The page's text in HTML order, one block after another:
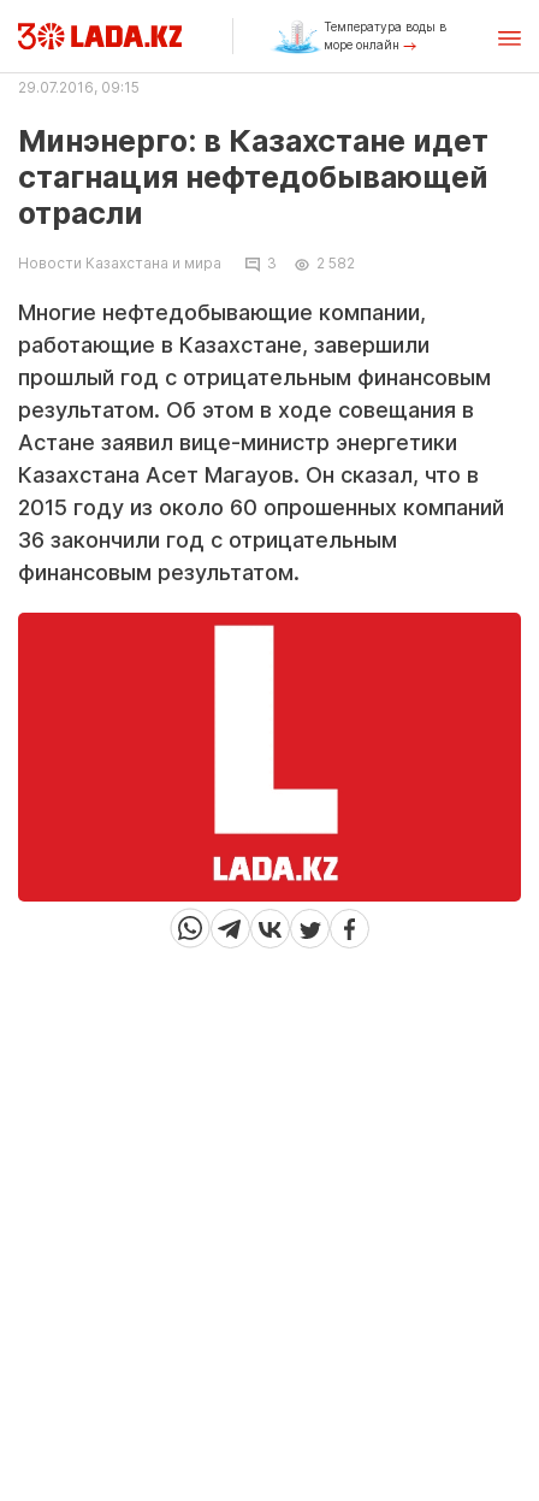
Температура воды в
море онлайн
29.07.2016, 09:15
Минэнерго: в Казахстане идет
стагнация нефтедобывающей
отрасли
Новости Казахстана и мира 3 2 582
Многие нефтедобывающие компании,
работающие в Казахстане, завершили
прошлый год с отрицательным финансовым
результатом. Об этом в ходе совещания в
Астане заявил вице-министр энергетики
Казахстана Асет Магауов. Он сказал, что в
2015 году из около 60 опрошенных компаний
36 закончили год с отрицательным
финансовым результатом.